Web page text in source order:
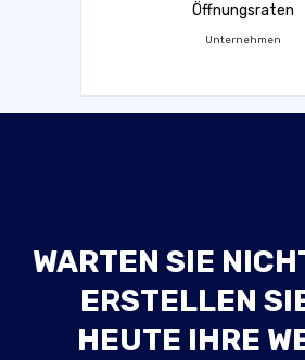
Öffnungsraten
Unternehmen
WARTEN SIE
ERSTELLEN
HEUTE IHRE